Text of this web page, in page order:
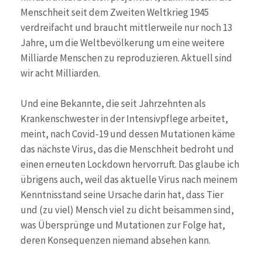
Menschheit seit dem Zweiten Weltkrieg 1945
verdreifacht und braucht mittlerweile nur noch 13
Jahre, um die Weltbevölkerung um eine weitere
Milliarde Menschen zu reproduzieren. Aktuell sind
wir acht Milliarden.
Und eine Bekannte, die seit Jahrzehnten als
Krankenschwester in der Intensivpflege arbeitet,
meint, nach Covid-19 und dessen Mutationen käme
das nächste Virus, das die Menschheit bedroht und
einen erneuten Lockdown hervorruft. Das glaube ich
übrigens auch, weil das aktuelle Virus nach meinem
Kenntnisstand seine Ursache darin hat, dass Tier
und (zu viel) Mensch viel zu dicht beisammen sind,
was Übersprünge und Mutationen zur Folge hat,
deren Konsequenzen niemand absehen kann.